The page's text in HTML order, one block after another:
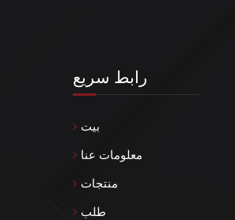
رابط سريع
بيت
معلومات عنا
منتجات
طلب